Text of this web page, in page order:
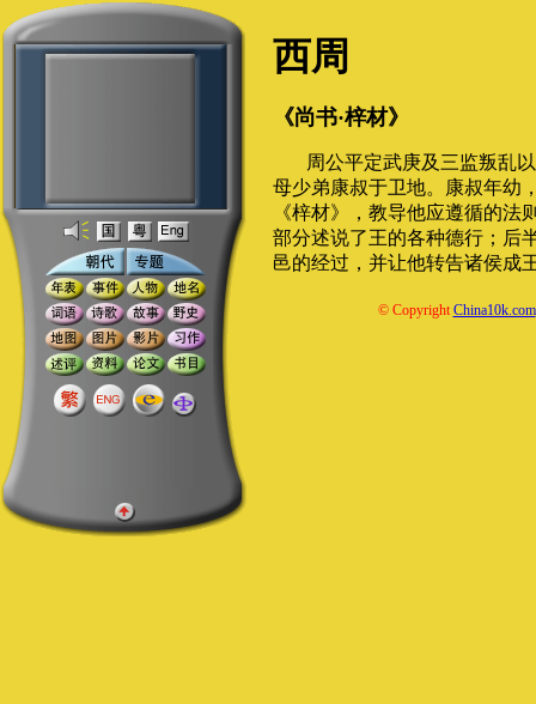
西周
《尚书·梓材》
周公平定武庚及三监叛乱
母少弟康叔于卫地。康叔年幼
《梓材》，教导他应遵循的法
部分述说了王的各种德行；后
邑的经过，并让他转告诸侯成
© CopyrightChina10k.com